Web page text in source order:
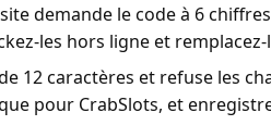
demande le code à 6
les hors ligne et
12 caractères et refuse les
pour CrabSlots, et